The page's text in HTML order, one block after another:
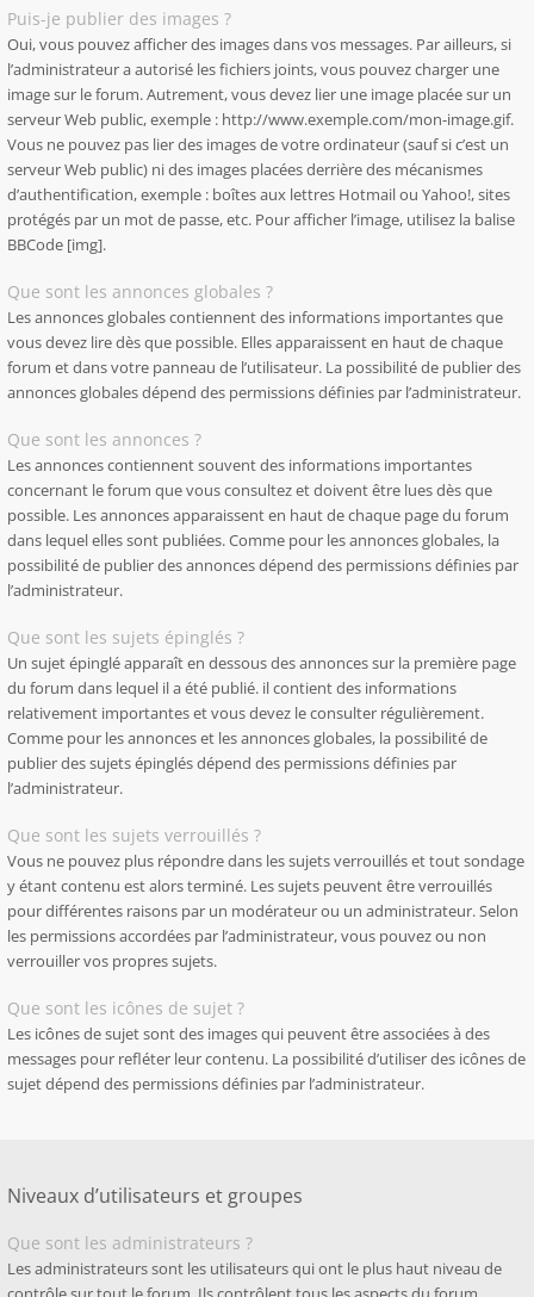
Puis-je publier des images ?
Oui, vous pouvez afficher des images dans vos messages. Par ailleurs, si
l’administrateur a autorisé les fichiers joints, vous pouvez charger une
image sur le forum. Autrement, vous devez lier une image placée sur un
serveur Web public, exemple : http://www.exemple.com/mon-image.gif.
Vous ne pouvez pas lier des images de votre ordinateur (sauf si c’est un
serveur Web public) ni des images placées derrière des mécanismes
d’authentification, exemple : boîtes aux lettres Hotmail ou Yahoo!, sites
protégés par un mot de passe, etc. Pour afficher l’image, utilisez la balise
BBCode [img].
Que sont les annonces globales ?
Les annonces globales contiennent des informations importantes que
vous devez lire dès que possible. Elles apparaissent en haut de chaque
forum et dans votre panneau de l’utilisateur. La possibilité de publier des
annonces globales dépend des permissions définies par l’administrateur.
Que sont les annonces ?
Les annonces contiennent souvent des informations importantes
concernant le forum que vous consultez et doivent être lues dès que
possible. Les annonces apparaissent en haut de chaque page du forum
dans lequel elles sont publiées. Comme pour les annonces globales, la
possibilité de publier des annonces dépend des permissions définies par
l’administrateur.
Que sont les sujets épinglés ?
Un sujet épinglé apparaît en dessous des annonces sur la première page
du forum dans lequel il a été publié. il contient des informations
relativement importantes et vous devez le consulter régulièrement.
Comme pour les annonces et les annonces globales, la possibilité de
publier des sujets épinglés dépend des permissions définies par
l’administrateur.
Que sont les sujets verrouillés ?
Vous ne pouvez plus répondre dans les sujets verrouillés et tout sondage
y étant contenu est alors terminé. Les sujets peuvent être verrouillés
pour différentes raisons par un modérateur ou un administrateur. Selon
les permissions accordées par l’administrateur, vous pouvez ou non
verrouiller vos propres sujets.
Que sont les icônes de sujet ?
Les icônes de sujet sont des images qui peuvent être associées à des
messages pour refléter leur contenu. La possibilité d’utiliser des icônes de
sujet dépend des permissions définies par l’administrateur.
Niveaux d’utilisateurs et groupes
Que sont les administrateurs ?
Les administrateurs sont les utilisateurs qui ont le plus haut niveau de